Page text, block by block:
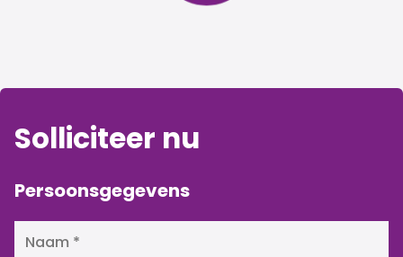
Solliciteer nu
Persoonsgegevens